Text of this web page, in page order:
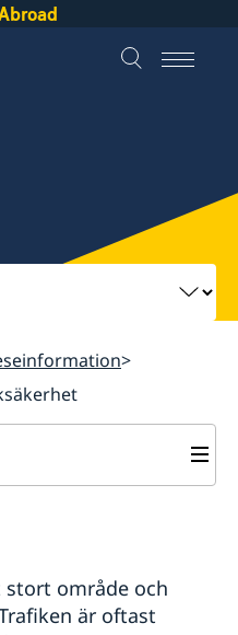
kort
område och
är oftast